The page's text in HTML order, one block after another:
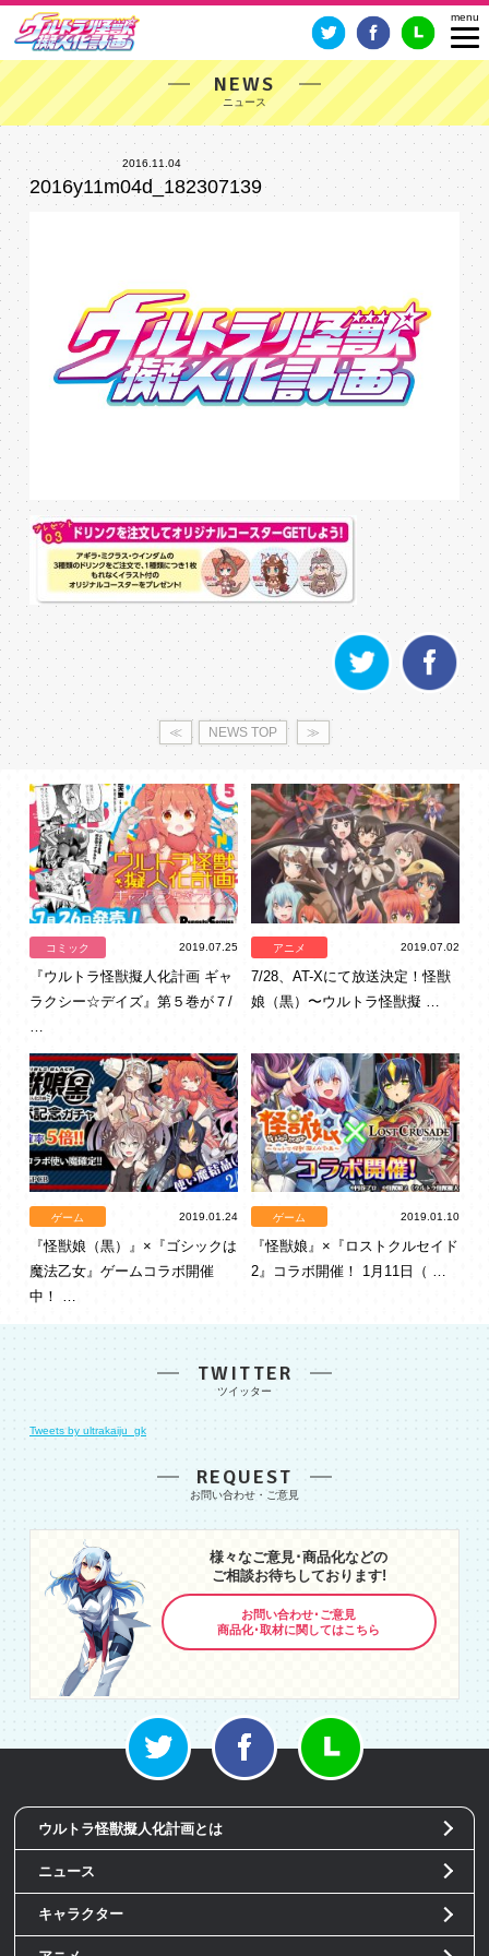
NEWS
2016.11.04
2016y11m04d_182307139
≪ NEWS TOP ≫
コミック 2019.07.25
『ウルトラ怪獣擬人化計画 ギャ
ラクシー☆デイズ』第５巻が７/
…
アニメ 2019.07.02
7/28、AT-Xにて放送決定！怪獣
娘（黒）〜ウルトラ怪獣擬 …
ゲーム 2019.01.24
『怪獣娘（黒）』×『ゴシックは
魔法乙女』ゲームコラボ開催
中！ …
ゲーム 2019.01.10
『怪獣娘』×『ロストクルセイド
2』コラボ開催！ 1月11日（ …
TWITTER
Tweets by ultrakaiju_gk
REQUEST
様々なご意見･商品化などの
ご相談お待ちしております!
お問い合わせ･ご意見
商品化･取材に関してはこちら
ウルトラ怪獣擬人化計画とは
ニュース
キャラクター